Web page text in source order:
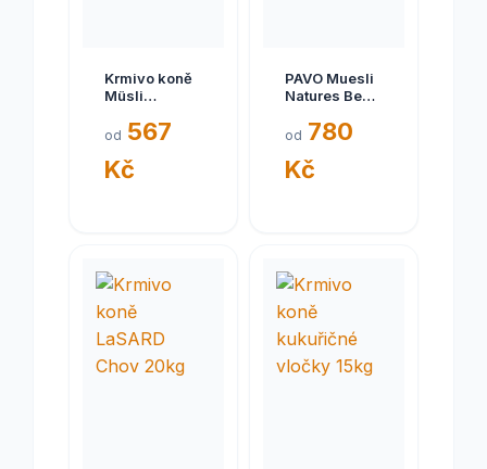
Krmivo koně
Müsli
Mix 20kg
od 567
Kč
PAVO Muesli
Natures Best
od 780
Kč